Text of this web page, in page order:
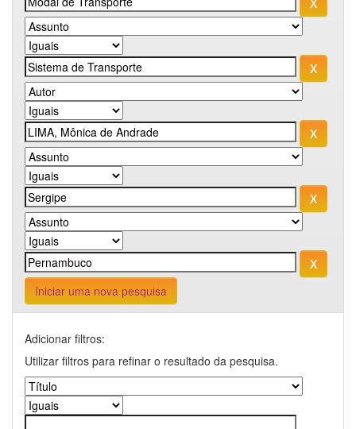
Iniciar uma nova pesquisa
Adicionar filtros:
Utilizar filtros para refinar o resultado da pesquisa.